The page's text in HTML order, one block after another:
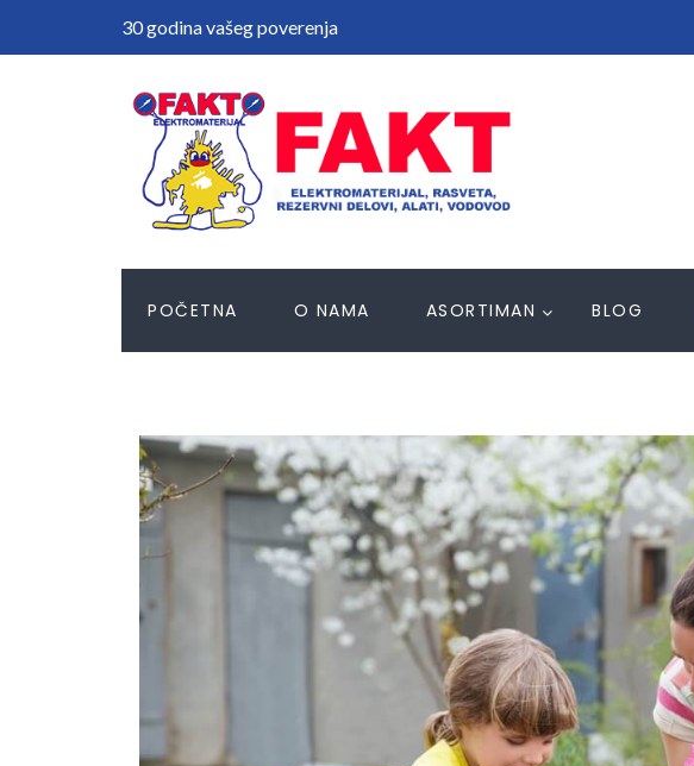
30 godina vašeg poverenja
POČETNA O NAMA ASORTIMAN BLOG